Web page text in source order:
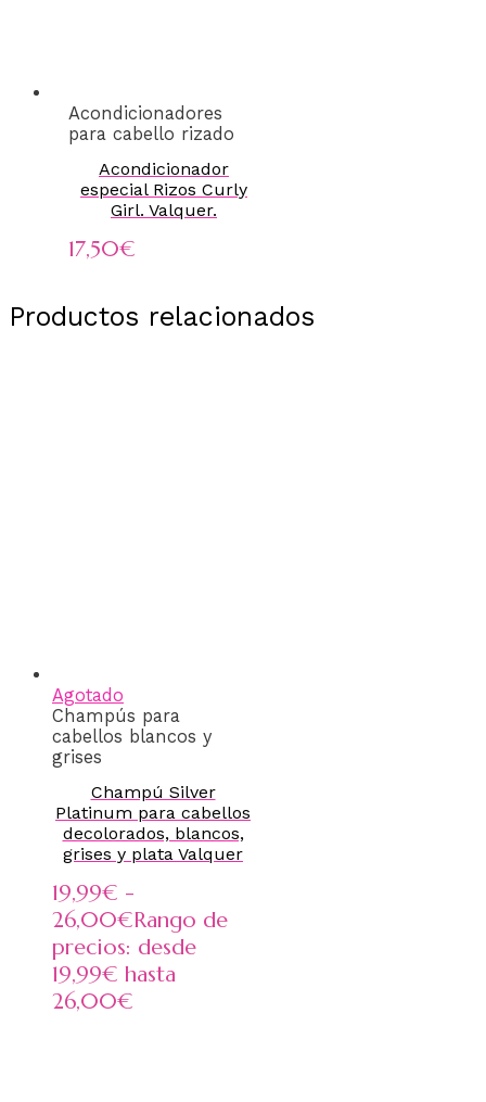
Acondicionadores
para cabello rizado
Acondicionador
especial Rizos Curly
Girl. Valquer.
17,50€
Productos relacionados
Agotado
Champús para
cabellos blancos y
grises
Champú Silver
Platinum para cabellos
decolorados, blancos,
grises y plata Valquer
19,99€ -
26,00€Rango de
precios: desde
19,99€ hasta
26,00€